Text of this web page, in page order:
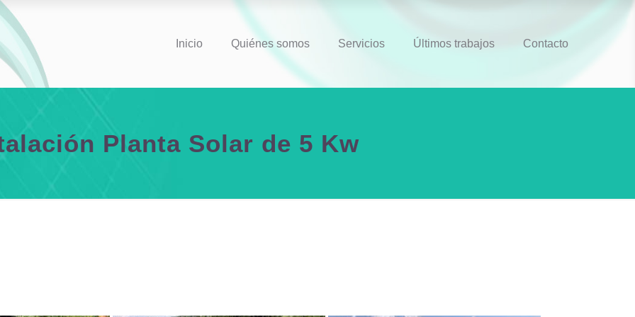
Inicio Quiénes somos Servicios Últimos trabajos Contacto
Planta Solar de 5 Kw